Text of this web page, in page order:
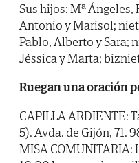
Sus hijos: Mª
Antonio y Marisol;
Pablo, Alberto y Sara;
Jéssica y Marta;
Ruegan una oración
CAPILLA ARDIENTE:
5). Avda. de Gijón, 71.
MISA COMUNITARIA: